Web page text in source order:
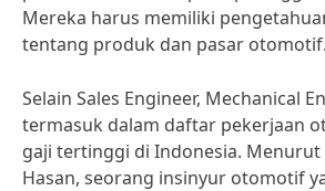
Mereka harus memiliki
tentang produk dan pasar
Selain Sales Engineer, Mechanical
termasuk dalam daftar pekerjaan
gaji tertinggi di Indonesia. Menurut
Hasan, seorang insinyur otomotif